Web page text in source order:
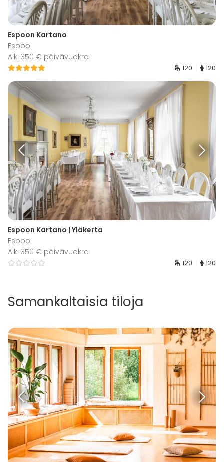
Espoon Kartano
Espoo
Alk. 350 € päivävuokra
120 120
Espoon Kartano | Yläkerta
Espoo
Alk. 350 € päivävuokra
120 120
Samankaltaisia tiloja